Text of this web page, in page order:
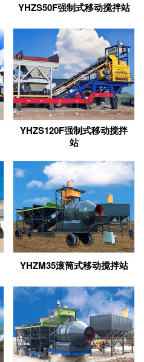
YHZS50F强制式移动搅拌站
YHZS120F强制式移动搅拌
站
YHZM35滚筒式移动搅拌站